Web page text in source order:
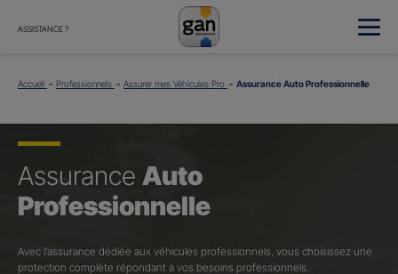
ASSISTANCE ?
Accueil Professionnels Assurer mes Véhicules Pro Assurance Auto Professionnelle
Assurance Auto
Professionnelle
Avec l’assurance dédiée aux véhicules professionnels, vous choisissez une
protection complète répondant à vos besoins professionnels.